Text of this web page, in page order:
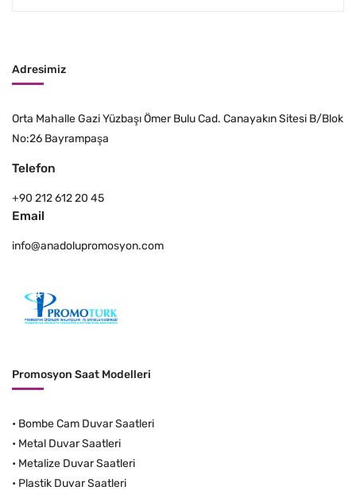
Adresimiz
Orta Mahalle Gazi Yüzbaşı Ömer Bulu Cad. Canayakın Sitesi B/Blok
No:26 Bayrampaşa
Telefon
+90 212 612 20 45
Email
info@anadolupromosyon.com
Promosyon Saat Modelleri
• Bombe Cam Duvar Saatleri
• Metal Duvar Saatleri
• Metalize Duvar Saatleri
• Plastik Duvar Saatleri